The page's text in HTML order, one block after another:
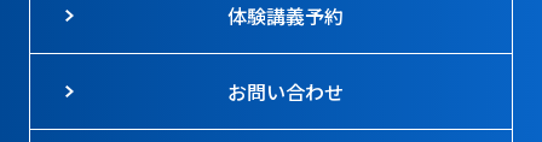
体験講義予約
お問い合わせ